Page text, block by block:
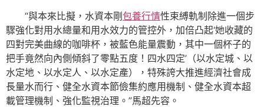
“與本來比擬，水資本剛包養行情性束縛軌制除進一個步
驟強化對用水總量和用水效力的管控外，加倍凸起‘她收藏的
四對完美曲線的咖啡杯，被藍色能量震動，其中一個杯子的
把手竟然向內側傾斜了零點五度！四水四定’（以水定城、以
水定地、以水定人、以水定產），特殊誇大推進經濟社會成
長量水而行、健全水資本節儉集約應用機制、健全水資本超
載管理機制、強化監視治理。”馬超先容。